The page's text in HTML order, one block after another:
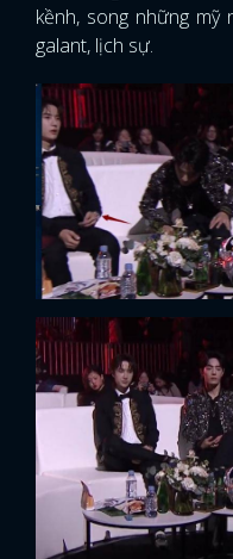
kềnh, song những mỹ
galant, lịch sự.